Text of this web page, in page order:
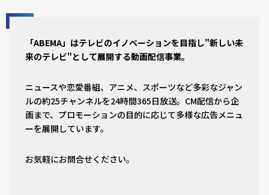
「ABEMA」はテレビのイノベーションを目指し"新しい未
来のテレビ"として展開する動画配信事業。
ニュースや恋愛番組、アニメ、スポーツなど多彩なジャン
ルの約25チャンネルを24時間365日放送。CM配信から企
画まで、プロモーションの目的に応じて多様な広告メニュ
ーを展開しています。
お気軽にお問合せください。